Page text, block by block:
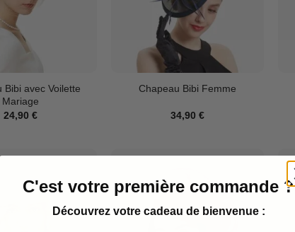
Bibi avec Voilette
Mariage
24,90€
Chapeau Bibi Femme
34,90 €
C'est votre première commande ?
Découvrez votre cadeau de bienvenue :